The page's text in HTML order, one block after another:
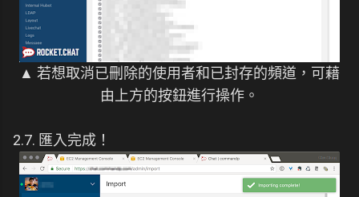
▲ 若想取消已刪除的使用者和已封存的頻道，可藉
由上方的按鈕進行操作。
2.7. 匯入完成！